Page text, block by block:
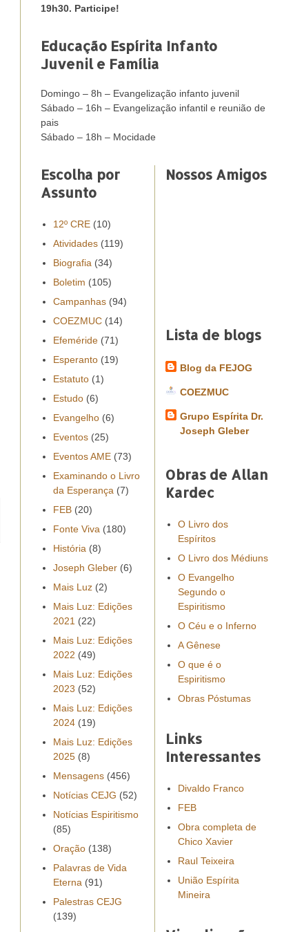
19h30. Participe!
Educação Espírita Infanto
Juvenil e Família
Domingo – 8h – Evangelização infanto juvenil
Sábado – 16h – Evangelização infantil e reunião de
pais
Sábado – 18h – Mocidade
Escolha por
Assunto
12º CRE (10)
Atividades (119)
Biografia (34)
Boletim (105)
Campanhas (94)
COEZMUC (14)
Efeméride (71)
Esperanto (19)
Estatuto (1)
Estudo (6)
Evangelho (6)
Eventos (25)
Eventos AME (73)
Examinando o Livro
da Esperança (7)
FEB (20)
Fonte Viva (180)
História (8)
Joseph Gleber (6)
Mais Luz (2)
Mais Luz: Edições
2021 (22)
Mais Luz: Edições
2022 (49)
Mais Luz: Edições
2023 (52)
Mais Luz: Edições
2024 (19)
Mais Luz: Edições
2025 (8)
Mensagens (456)
Notícias CEJG (52)
Notícias Espiritismo
(85)
Oração (138)
Palavras de Vida
Eterna (91)
Palestras CEJG
(139)
Nossos Amigos
Lista de blogs
Blog da FEJOG
COEZMUC
Grupo Espírita Dr.
Joseph Gleber
Obras de Allan
Kardec
O Livro dos
Espíritos
O Livro dos Médiuns
O Evangelho
Segundo o
Espiritismo
O Céu e o Inferno
A Gênese
O que é o
Espiritismo
Obras Póstumas
Links
Interessantes
Divaldo Franco
FEB
Obra completa de
Chico Xavier
Raul Teixeira
União Espírita
Mineira